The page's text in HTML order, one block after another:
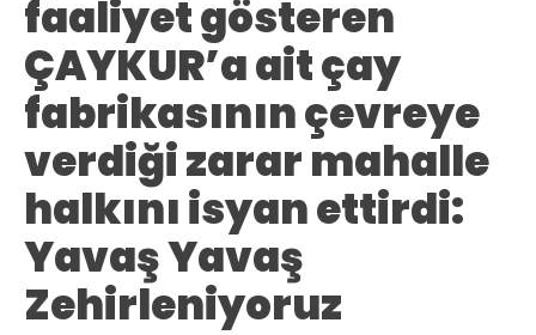
faaliyet gösteren
ÇAYKUR’a ait çay
fabrikasının çevreye
verdiği zarar mahalle
halkını isyan ettirdi:
Yavaş Yavaş
Zehirleniyoruz